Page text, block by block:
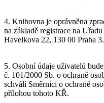
4. Knihovna je oprávněna
na základě registrace na
Havelkova 22, 130 00 Praha 3.
5. Osobní údaje uživatelů
č. 101/2000 Sb. o ochraně
schválí Směrnici o ochraně
přílohou tohoto KŘ.